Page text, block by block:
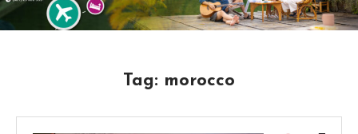
Tag: morocco